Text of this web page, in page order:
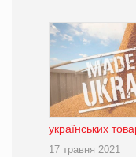
українських
17 травня 2021